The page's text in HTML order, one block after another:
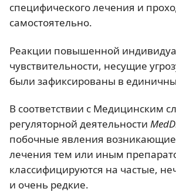
специфического лечения и
самостоятельно.
Реакции повышенной
чувствительности, несущие
были зафиксированы в
В соответствии с Медицинским
регуляторной деятельности
побочные явления
лечения тем или иным
классифицируются на частые,
и очень редкие.